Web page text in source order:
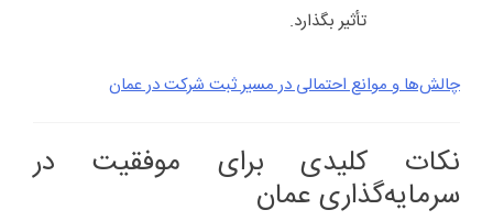
تأثیر بگذارد.
چالش‌ها و موانع احتمالی در مسیر ثبت شرکت در عمان
نکات کلیدی برای موفقیت در
سرمایه‌گذاری عمان